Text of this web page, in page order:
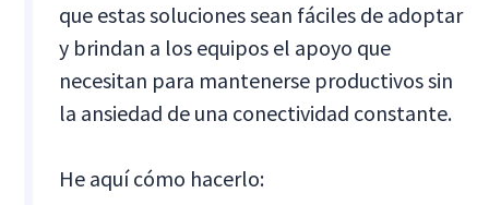
que estas soluciones sean fáciles de adoptar
y brindan a los equipos el apoyo que
necesitan para mantenerse productivos sin
la ansiedad de una conectividad constante.
He aquí cómo hacerlo: